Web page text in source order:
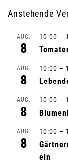
r
Anstehende
AUG.
8
10:00 –
AUG.
8
10:00 –
AUG.
8
10:00 –
AUG.
8
10:00 –
ein